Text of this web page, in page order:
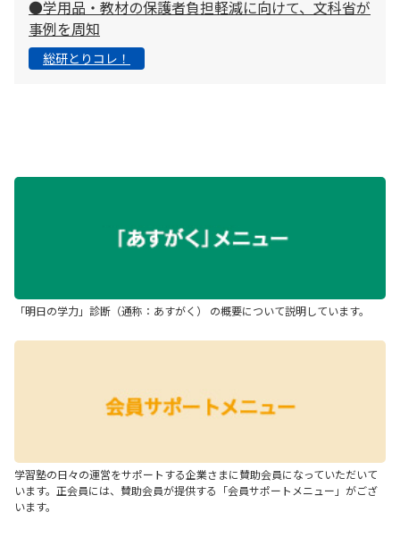
●学用品・教材の保護者負担軽減に向けて、文科省が
事例を周知
総研とりコレ！
「明日の学力」診断（通称：あすがく） の概要について説明しています。
学習塾の日々の運営をサポートする企業さまに賛助会員になっていただいて
います。正会員には、賛助会員が提供する「会員サポートメニュー」がござ
います。